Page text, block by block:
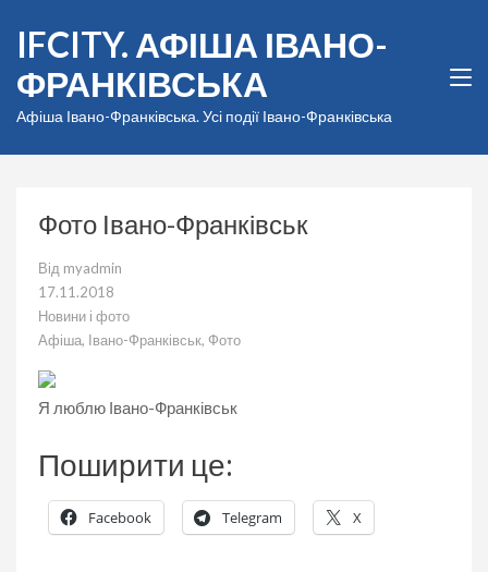
вмісту
(натисніть
Enter)
IFCITY. АФІША ІВАНО-
ФРАНКІВСЬКА
Афіша Івано-Франківська. Усі події Івано-Франківська
Фото Івано-Франківськ
Від myadmin
17.11.2018
Новини і фото
Афіша, Івано-Франківськ, Фото
Я люблю Івано-Франківськ
Поширити це:
Facebook Telegram X